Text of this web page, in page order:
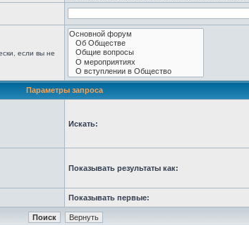
если вы не
Параметры запроса
Искать:
Показывать результаты как:
Показывать первые: